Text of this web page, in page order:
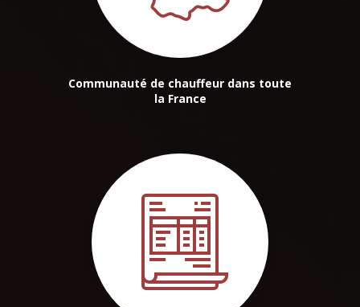
Communauté de chauffeur dans toute
la France